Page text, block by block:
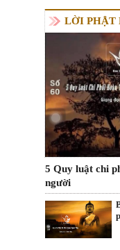
LỜI PHẬT
5 Quy luật chi
người